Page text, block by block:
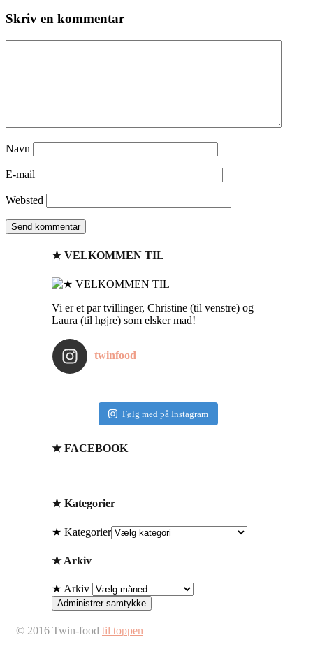
Skriv en kommentar
Navn
E-mail
Websted
★ VELKOMMEN TIL
Vi er et par tvillinger, Christine (til venstre) og
Laura (til højre) som elsker mad!
twinfood
Følg med på Instagram
★ FACEBOOK
★ Kategorier
★ Kategorier
★ Arkiv
★ Arkiv
Administrer samtykke
© 2016 Twin-food til toppen